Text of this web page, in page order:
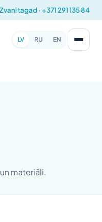
Zvani tagad · +371 291 135 84
LV RU EN
materiāli.